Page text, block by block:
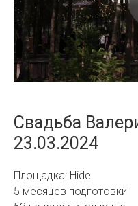
Свадьба
23.03.2024
Площадка: Hide
5 месяцев подготовки